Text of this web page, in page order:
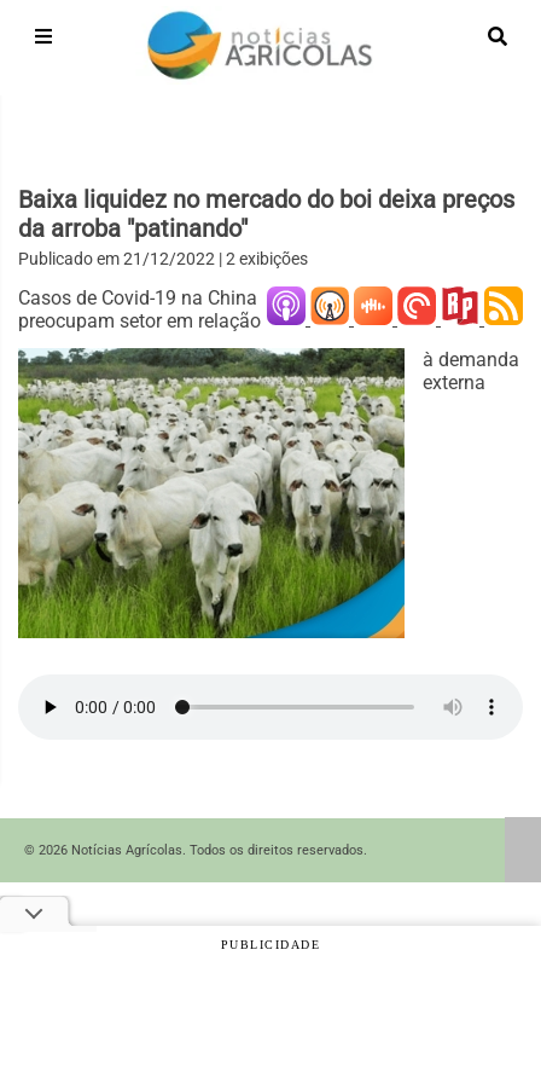
Baixa liquidez no mercado do boi deixa preços
da arroba "patinando"
Publicado em21/12/2022 | 2 exibições
Casos de Covid-19 na China
preocupam setor em relação
à demanda
externa
© 2026 Notícias Agrícolas. Todos os direitos reservados.
PUBLICIDADE